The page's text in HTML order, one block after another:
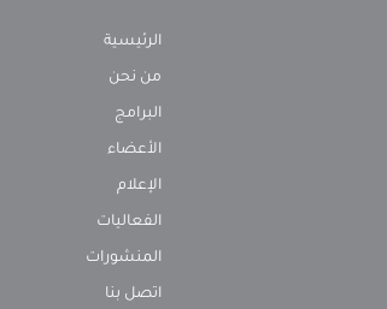
الرئيسية
من نحن
البرامج
الأعضاء
الإعلام
الفعاليات
المنشورات
اتصل بنا